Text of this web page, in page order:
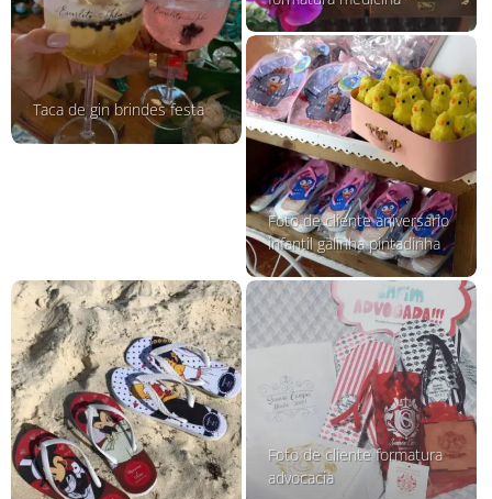
Taca de gin brindes festa
Foto de cliente aniversario
infantil galinha pintadinha
Foto de cliente formatura
advocacia